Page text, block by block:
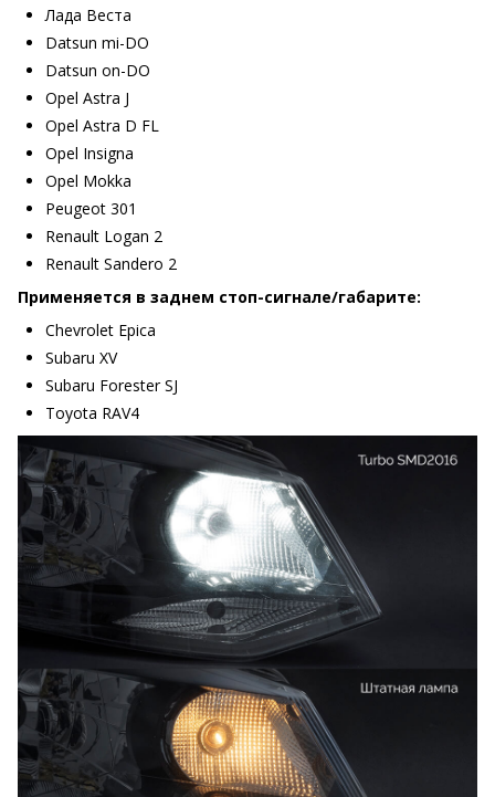
Лада Веста
Datsun mi-DO
Datsun on-DO
Opel Astra J
Opel Astra D FL
Opel Insigna
Opel Mokka
Peugeot 301
Renault Logan 2
Renault Sandero 2
Применяется в заднем стоп-сигнале/габарите:
Chevrolet Epica
Subaru XV
Subaru Forester SJ
Toyota RAV4